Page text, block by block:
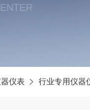
仪表 行业专用仪器